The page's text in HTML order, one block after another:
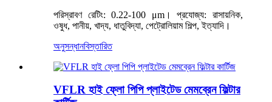
পরিস্রাবণ রেটিং: 0.22-100 μm। প্রযোজ্য: রাসায়নিক,
ওষুধ, পানীয়, খাদ্য, ধাতুবিদ্যা, পেট্রোলিয়াম শিল্প, ইত্যাদি।
অনুসন্ধানবিস্তারিত
VFLR হাই ফ্লো পিপি প্লাইটেড মেমব্রেন ফিল্টার